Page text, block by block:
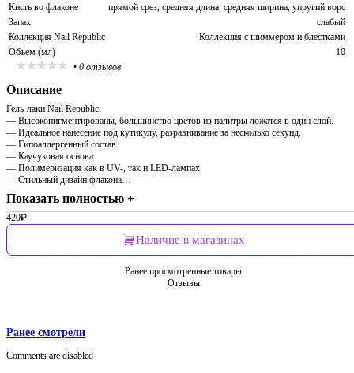
Кисть во флаконе
прямой срез, средняя длина, средняя ширина, упругий ворс
Запах
слабый
Коллекция Nail Republic
Коллекция с шиммером и блестками
Объем (мл)
10
• 0 отзывов
Описание
Гель-лаки Nail Republic:
— Высокопигментированы, большинство цветов из палитры ложатся в один слой.
— Идеальное нанесение под кутикулу, разравнивание за несколько секунд.
— Гипоаллергенный состав.
— Каучуковая основа.
— Полимеризация как в UV-, так и LED-лампах.
— Стильный дизайн флакона…
Показать полностью +
420₽
Наличие в магазинах
Ранее просмотренные товары
Отзывы
Ранее смотрели
Comments are disabled